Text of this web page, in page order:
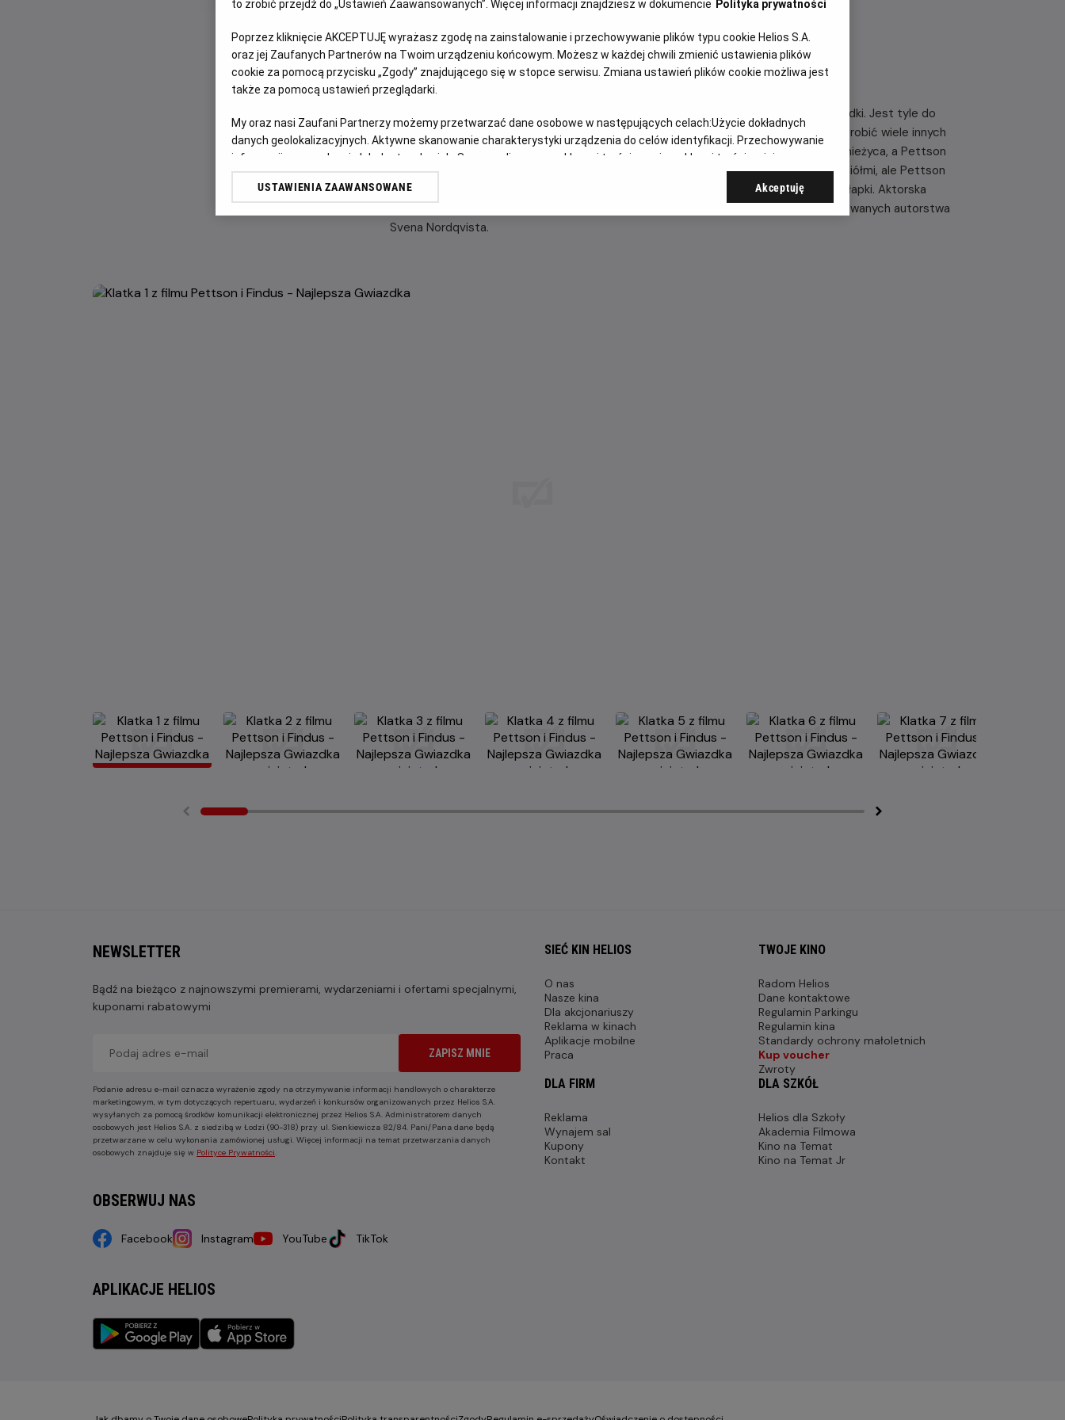
DUBBING
OPIS FILMU
Stary Pettson i Findus – kot o duszy krnąbrnego dziecka, przygotowują się do gwiazdki. Jest tyle do
zrobienia! Trzeba znaleźć choinkę, wysprzątać, przygotować świąteczne potrawy i zrobić wiele innych
poważnych rzeczy! Przygotowania nie należą do najłatwiejszych. Za oknem szaleje śnieżyca, a Pettson
upiera się, że nie potrzebuje pomocy sąsiadów. Findusowi marzą się święta z przyjaciółmi, ale Pettson
wstydzi się zaprosić innych na wigilijną kolację. Rezolutny kot bierze sprawy w swoje łapki. Aktorska
ekranizacja przygód bohaterów doskonale znanych ze szwedzkiej serii książek ilustrowanych autorstwa
Svena Nordqvista.
NEWSLETTER
Bądź na bieżąco z najnowszymi premierami, wydarzeniami i ofertami specjalnymi,
kuponami rabatowymi
ZAPISZ MNIE
Podanie adresu e-mail oznacza wyrażenie zgody na otrzymywanie informacji handlowych o charakterze
marketingowym, w tym dotyczących repertuaru, wydarzeń i konkursów organizowanych przez Helios S.A.
wysyłanych za pomocą środków komunikacji elektronicznej przez Helios S.A. Administratorem danych
osobowych jest Helios S.A. z siedzibą w Łodzi (90-318) przy ul. Sienkiewicza 82/84. Pani/Pana dane będą
przetwarzane w celu wykonania zamówionej usługi. Więcej informacji na temat przetwarzania danych
osobowych znajduje się w Polityce Prywatności.
OBSERWUJ NAS
Facebook Instagram YouTube TikTok
APLIKACJE HELIOS
SIEĆ KIN HELIOS
O nas
Nasze kina
Dla akcjonariuszy
Reklama w kinach
Aplikacje mobilne
Praca
TWOJE KINO
Radom Helios
Dane kontaktowe
Regulamin Parkingu
Regulamin kina
Standardy ochrony małoletnich
Kup voucher
Zwroty
DLA FIRM
Reklama
Wynajem sal
Kupony
Kontakt
DLA SZKÓŁ
Helios dla Szkoły
Akademia Filmowa
Kino na Temat
Kino na Temat Jr
to zrobić przejdź do „Ustawień Zaawansowanych”. Więcej informacji znajdziesz w dokumencie Polityka prywatności
Poprzez kliknięcie AKCEPTUJĘ wyrażasz zgodę na zainstalowanie i przechowywanie plików typu cookie Helios S.A.
oraz jej Zaufanych Partnerów na Twoim urządzeniu końcowym. Możesz w każdej chwili zmienić ustawienia plików
cookie za pomocą przycisku „Zgody” znajdującego się w stopce serwisu. Zmiana ustawień plików cookie możliwa jest
także za pomocą ustawień przeglądarki.
My oraz nasi Zaufani Partnerzy możemy przetwarzać dane osobowe w następujących celach:Użycie dokładnych
danych geolokalizacyjnych. Aktywne skanowanie charakterystyki urządzenia do celów identyfikacji. Przechowywanie
informacji na urządzeniu lub dostęp do nich. Spersonalizowane reklamy i treści, pomiar reklam i treści, opinie
odbiorców i ulepszanie usług.
USTAWIENIA ZAAWANSOWANE Akceptuję